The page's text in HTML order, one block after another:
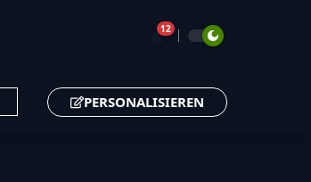
🔔12
PERSONALISIEREN